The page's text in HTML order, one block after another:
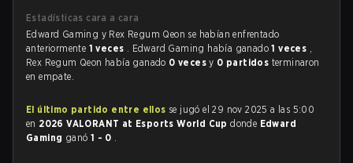
Estadísticas cara a cara
Edward Gaming y Rex Regum Qeon se habían enfrentado
anteriormente 1 veces . Edward Gaming había ganado1 veces ,
Rex Regum Qeon había ganado 0 vecesy 0 partidos terminaron
en empate.
El último partido entre ellos se jugó el 29 nov 2025 a las 5:00
en 2026 VALORANT at Esports World Cupdonde Edward
Gaming ganó 1 - 0 .